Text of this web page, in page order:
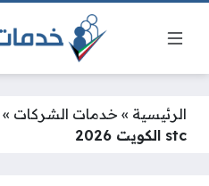
الرئيسية » خدمات الشركات »
stc الكويت 2026